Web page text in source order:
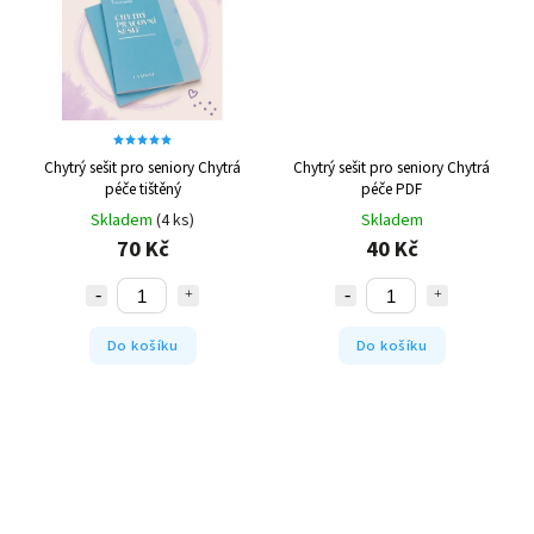
Chytrý sešit pro seniory Chytrá
péče tištěný
Skladem (4 ks)
70 Kč
Do košíku
Chytrý sešit pro seniory Chytrá
péče PDF
Skladem
40 Kč
Do košíku